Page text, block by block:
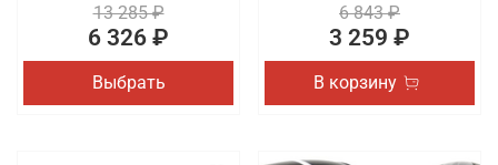
13 285 ₽
6 326 ₽
Выбрать
6 843 ₽
3 259 ₽
В корзину